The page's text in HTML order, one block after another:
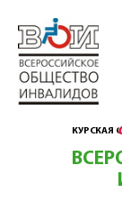
КУРСКАЯ